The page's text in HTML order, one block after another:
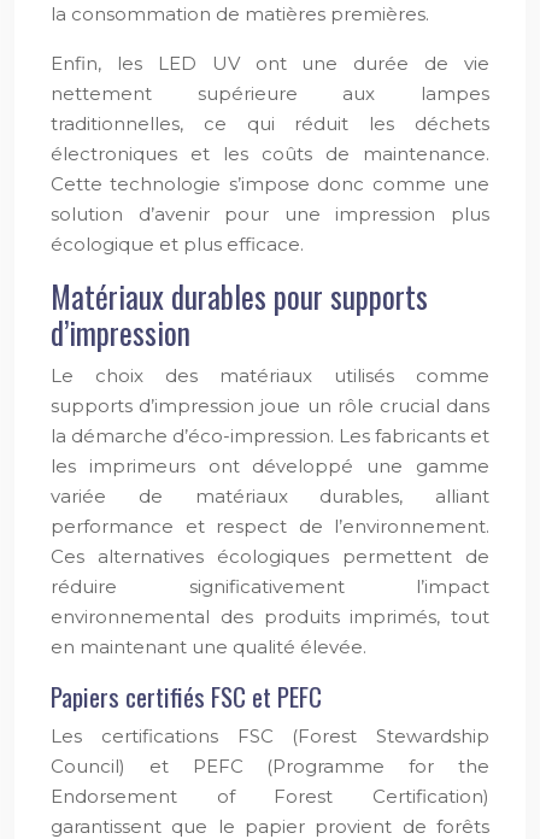
la consommation de matières premières.
Enfin, les LED UV ont une durée de vie
nettement supérieure aux lampes
traditionnelles, ce qui réduit les déchets
électroniques et les coûts de maintenance.
Cette technologie s’impose donc comme une
solution d’avenir pour une impression plus
écologique et plus efficace.
Matériaux durables pour supports
d’impression
Le choix des matériaux utilisés comme
supports d’impression joue un rôle crucial dans
la démarche d’éco-impression. Les fabricants et
les imprimeurs ont développé une gamme
variée de matériaux durables, alliant
performance et respect de l’environnement.
Ces alternatives écologiques permettent de
réduire significativement l’impact
environnemental des produits imprimés, tout
en maintenant une qualité élevée.
Papiers certifiés FSC et PEFC
Les certifications FSC (Forest Stewardship
Council) et PEFC (Programme for the
Endorsement of Forest Certification)
garantissent que le papier provient de forêts